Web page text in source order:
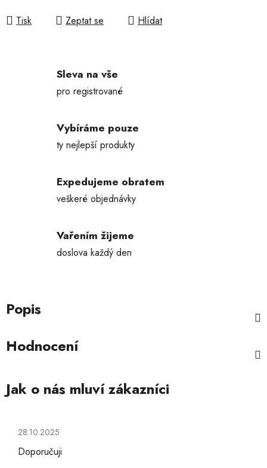
Tisk Zeptat se Hlídat
Sleva na vše
pro registrované
Vybíráme pouze
ty nejlepší produkty
Expedujeme obratem
veškeré objednávky
Vařením žijeme
doslova každý den
Popis
Hodnocení
Hodnocení obchodu je 5 z 5 hvězdiček.
28.10.2025
Doporučuji